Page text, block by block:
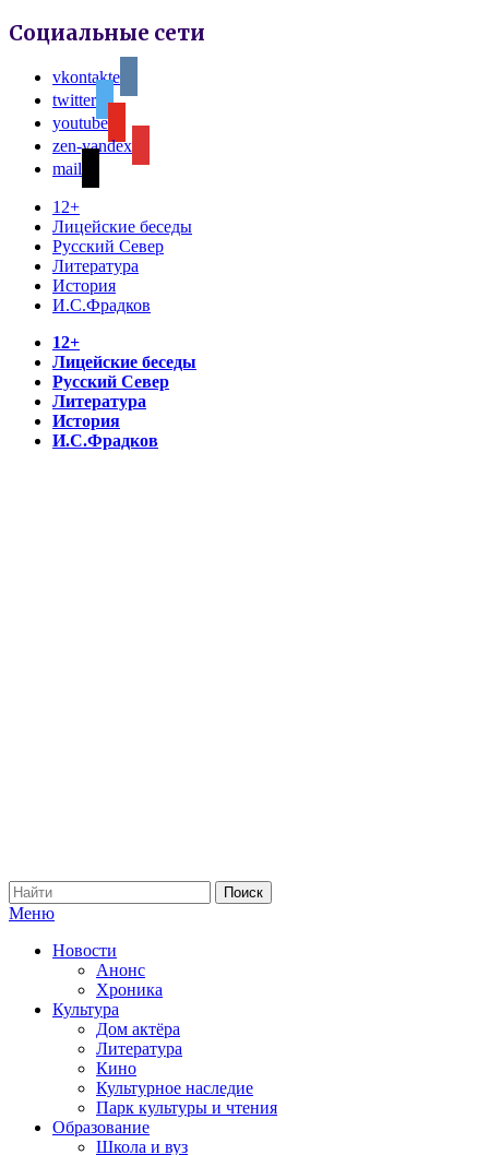
Социальные сети
vkontakte
twitter
youtube
zen-yandex
mail
12+
Лицейские беседы
Русский Север
Литература
История
И.С.Фрадков
12+
Лицейские беседы
Русский Север
Литература
История
И.С.Фрадков
Меню
Новости
Анонс
Хроника
Культура
Дом актёра
Литература
Кино
Культурное наследие
Парк культуры и чтения
Образование
Школа и вуз